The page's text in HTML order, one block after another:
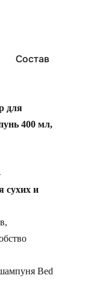
Состав
для
400 мл,
сухих и
Bed